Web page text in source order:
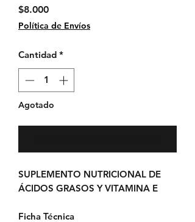
$8.000Precio
Política de Envíos
Cantidad *
Agotado
SUPLEMENTO NUTRICIONAL DE
ÁCIDOS GRASOS Y VITAMINA E
Ficha Técnica